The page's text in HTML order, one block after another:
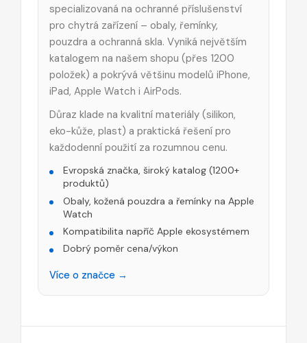
specializovaná na ochranné příslušenství
pro chytrá zařízení – obaly, řemínky,
pouzdra a ochranná skla. Vyniká největším
katalogem na našem shopu (přes 1200
položek) a pokrývá většinu modelů iPhone,
iPad, Apple Watch i AirPods.
Důraz klade na kvalitní materiály (silikon,
eko-kůže, plast) a praktická řešení pro
každodenní použití za rozumnou cenu.
Evropská značka, široký katalog (1200+
produktů)
Obaly, kožená pouzdra a řemínky na Apple
Watch
Kompatibilita napříč Apple ekosystémem
Dobrý poměr cena/výkon
Více o značce →